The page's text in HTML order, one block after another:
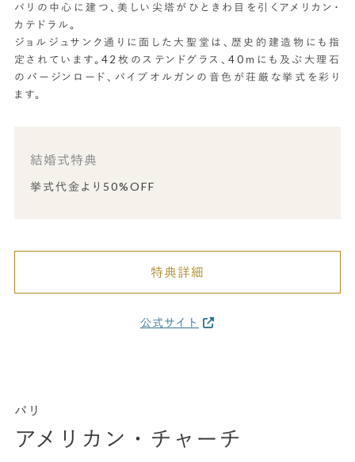
パリの中心に建つ、美しい尖塔がひときわ目を引くアメリカン・
カテドラル。
ジョルジュサンク通りに面した大聖堂は、歴史的建造物にも指
定されています。42枚のステンドグラス、40ｍにも及ぶ大理石
のバージンロード、パイプオルガンの音色が荘厳な挙式を彩り
ます。
結婚式特典
挙式代金より50%OFF
特典詳細
公式サイト
パリ
アメリカン・チャーチ